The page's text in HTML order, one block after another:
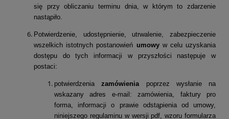
się przy obliczaniu terminu dnia, w którym to zdarzenie
nastąpiło.
Potwierdzenie, udostępnienie, utrwalenie, zabezpieczenie
wszelkich istotnych postanowień umowyw celu uzyskania
dostępu do tych informacji w przyszłości następuje w
postaci:
potwierdzeniazamówienia poprzez wysłanie na
wskazany adres e-mail: zamówienia, faktury pro
forma, informacji o prawie odstąpienia od umowy,
niniejszego regulaminu w wersji pdf, wzoru formularza